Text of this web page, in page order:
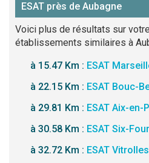
ESAT près de Aubagne
Voici plus de résultats sur
établissements similaires à
à 15.47 Km : ESAT
à 22.15 Km : ESAT Bouc-
à 29.81 Km : ESAT Aix-en-
à 30.58 Km : ESAT Six-
à 32.72 Km : ESAT Vitrolles